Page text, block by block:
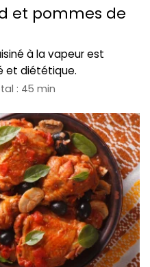
et pommes de
à la vapeur est
et diététique.
: 45 min